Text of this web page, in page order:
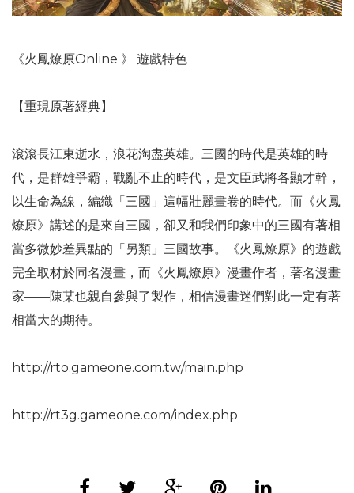
《火鳳燎原Online 》 遊戲特色
【重現原著經典】
滾滾長江東逝水，浪花淘盡英雄。三國的時代是英雄的時
代，是群雄爭霸，戰亂不止的時代，是文臣武將各顯才幹，
以生命為線，編織「三國」這幅壯麗畫卷的時代。而《火鳳
燎原》講述的是來自三國，卻又和我們印象中的三國有著相
當多微妙差異點的「另類」三國故事。《火鳳燎原》的遊戲
完全取材於同名漫畫，而《火鳳燎原》漫畫作者，著名漫畫
家——陳某也親自參與了製作，相信漫畫迷們對此一定有著
相當大的期待。
http://rto.gameone.com.tw/main.php
http://rt3g.gameone.com/index.php